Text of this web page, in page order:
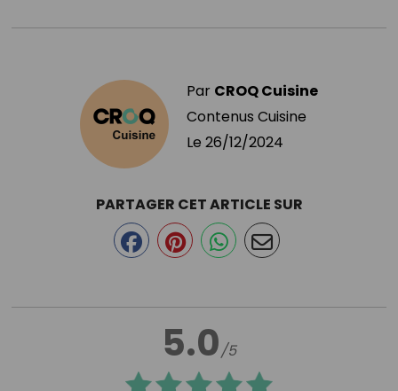
Par CROQ Cuisine
Contenus Cuisine
Le 26/12/2024
5.0/5
PARTAGER CET ARTICLE SUR